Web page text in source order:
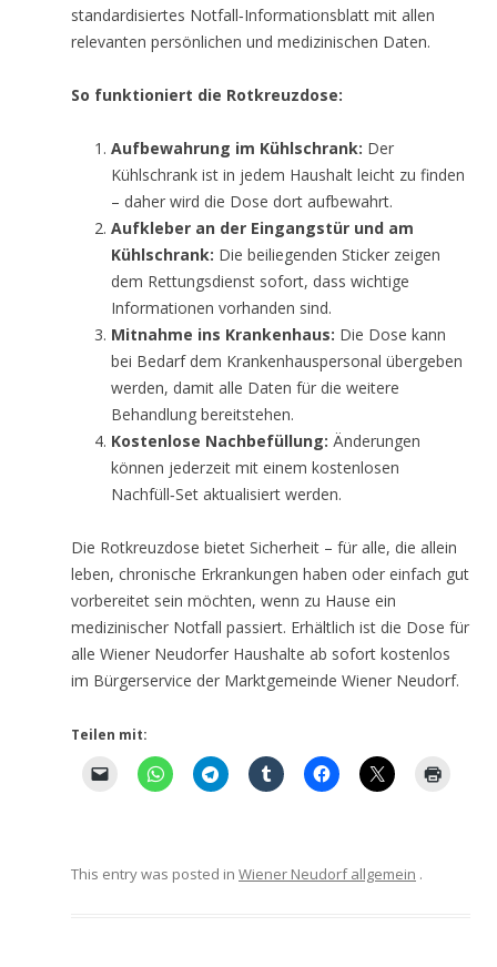
standardisiertes Notfall‑Informationsblatt mit allen
relevanten persönlichen und medizinischen Daten.
So funktioniert die Rotkreuzdose:
Aufbewahrung im Kühlschrank: Der
Kühlschrank ist in jedem Haushalt leicht zu finden
– daher wird die Dose dort aufbewahrt.
Aufkleber an der Eingangstür und am
Kühlschrank: Die beiliegenden Sticker zeigen
dem Rettungsdienst sofort, dass wichtige
Informationen vorhanden sind.
Mitnahme ins Krankenhaus: Die Dose kann
bei Bedarf dem Krankenhauspersonal übergeben
werden, damit alle Daten für die weitere
Behandlung bereitstehen.
Kostenlose Nachbefüllung: Änderungen
können jederzeit mit einem kostenlosen
Nachfüll‑Set aktualisiert werden.
Die Rotkreuzdose bietet Sicherheit – für alle, die allein
leben, chronische Erkrankungen haben oder einfach gut
vorbereitet sein möchten, wenn zu Hause ein
medizinischer Notfall passiert. Erhältlich ist die Dose für
alle Wiener Neudorfer Haushalte ab sofort kostenlos
im Bürgerservice der Marktgemeinde Wiener Neudorf.
Teilen mit:
This entry was posted in Wiener Neudorf allgemein .